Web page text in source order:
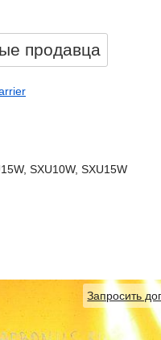
продавцa
SXU10W, SXU15W
Запросить